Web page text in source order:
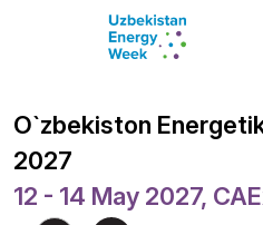
O`zbekiston
2027
12 - 14 May 2027,